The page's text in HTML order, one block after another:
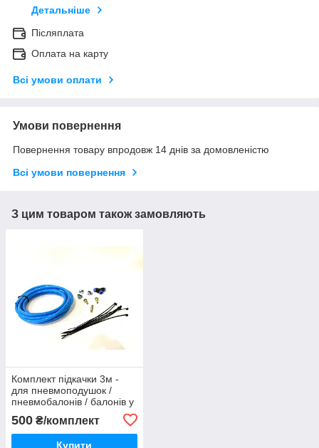
Детальніше
Післяплата
Оплата на карту
Всі умови оплати
Умови повернення
Повернення товару впродовж 14 днів за домовленістю
Всі умови повернення
З цим товаром також замовляють
Комплект підкачки 3м -
для пневмоподушок /
пневмобалонів / балонів у
500 ₴/комплект
Купити